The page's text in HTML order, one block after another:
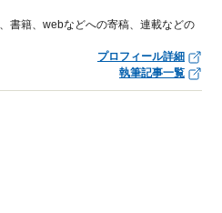
書籍、webなどへの寄稿、連載などの
プロフィール詳細
執筆記事一覧